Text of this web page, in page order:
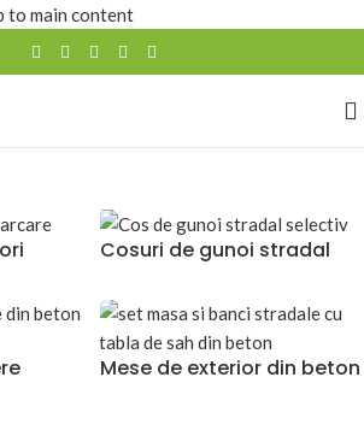
to main content
Cosuri de gunoi stradal
Mese de exterior din beton